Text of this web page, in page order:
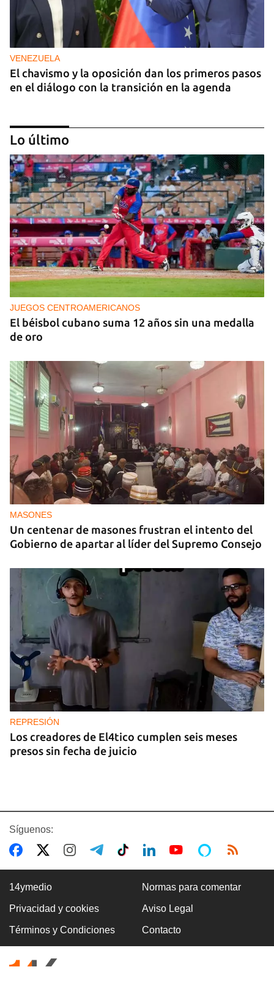
VENEZUELA
El chavismo y la oposición dan los primeros pasos
en el diálogo con la transición en la agenda
NICARAGUA
EE UU propone a la OEA convocar a los
cancilleres para "tomar medidas" contra las
decisiones de Ortega
Lo último
JUEGOS CENTROAMERICANOS
El béisbol cubano suma 12 años sin una medalla
de oro
MASONES
Un centenar de masones frustran el intento del
Gobierno de apartar al líder del Supremo Consejo
REPRESIÓN
Los creadores de El4tico cumplen seis meses
presos sin fecha de juicio
BANCARIZACIÓN
La ausencia de un mercado de divisas operativo
explica la escasez de efectivo en moneda
Síguenos:
14ymedio Normas para comentar
Privacidad y cookies Aviso Legal
Términos y Condiciones Contacto